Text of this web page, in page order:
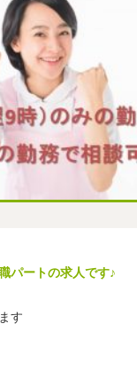
パートの求人です♪
す